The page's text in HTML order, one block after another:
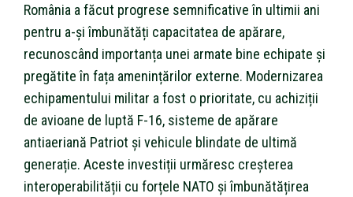
România a făcut progrese semnificative în ultimii ani
pentru a-și îmbunătăți capacitatea de apărare,
recunoscând importanța unei armate bine echipate și
pregătite în fața amenințărilor externe. Modernizarea
echipamentului militar a fost o prioritate, cu achiziții
de avioane de luptă F-16, sisteme de apărare
antiaeriană Patriot și vehicule blindate de ultimă
generație. Aceste investiții urmăresc creșterea
interoperabilității cu forțele NATO și îmbunătățirea